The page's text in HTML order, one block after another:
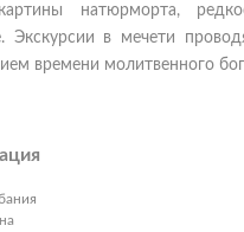
натюрморта,
Экскурсии в мечети
времени молитвенного